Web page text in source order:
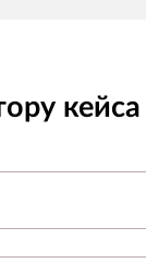
кейса